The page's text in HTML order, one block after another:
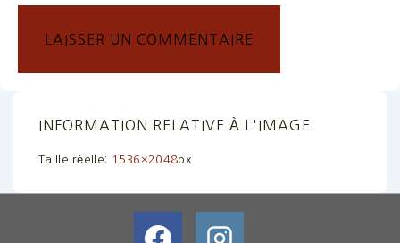
INFORMATION RELATIVE À L'IMAGE
Taille réelle: 1536×2048px